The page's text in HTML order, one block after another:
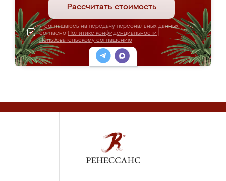
Рассчитать стоимость
Я соглашаюсь на передачу персональных данных
согласно Политике конфиденциальности
Пользовательскому соглашению